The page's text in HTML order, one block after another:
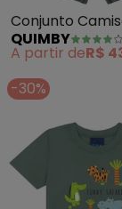
Conjunto
Bermuda
QUIMBY
A partir deR$
-30%